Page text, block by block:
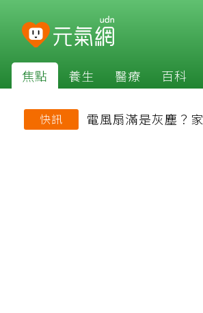
焦點 養生 醫療 百科
快訊 電風扇滿是灰塵？